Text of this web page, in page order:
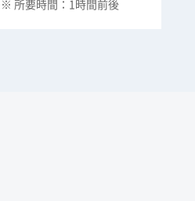
※ 所要時間：1時間前後